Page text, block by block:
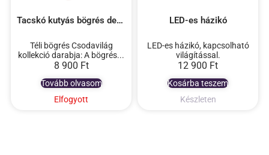
Elfogyott
Tacskó kutyás bögrés dekoráció
8 900 Ft
Téli bögrés Csodavilág
kollekció darabja: A bögrés...
Tovább olvasom
Készleten
LED-es házikó
12 900 Ft
LED-es házikó, kapcsolható
világítással.
Kosárba teszem